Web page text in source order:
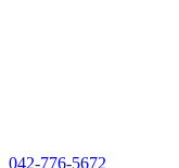
042-776-5672